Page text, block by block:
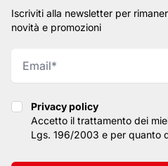
Iscriviti alla newsletter per
novità e promozioni
Privacy policy
Privacy policy
Accetto il trattamento dei
Lgs. 196/2003 e per quanto